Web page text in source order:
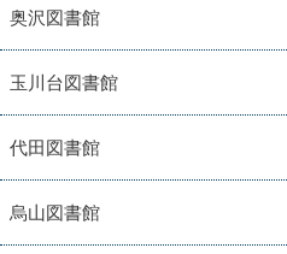
奥沢図書館
玉川台図書館
代田図書館
烏山図書館